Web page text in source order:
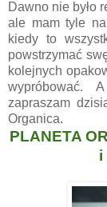
Dawno nie było
ale mam tyle
kiedy to
powstrzymać
kolejnych
wypróbować.
zapraszam
Organica.
PLANETA
i